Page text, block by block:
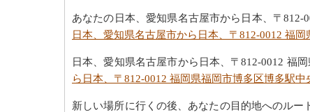
あなたの日本、愛知県名古屋市から日本、〒
日本、愛知県名古屋市から日本、〒812-0012 福
日本、愛知県名古屋市から日本、〒812-0012 福
ら日本、〒812-0012 福岡県福岡市博多区博多駅
新しい場所に行くの後、あなたの目的地へのル